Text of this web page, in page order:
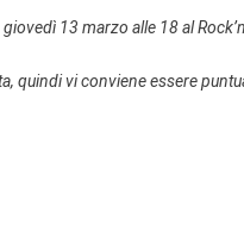
13 marzo alle 18 al
quindi vi conviene essere